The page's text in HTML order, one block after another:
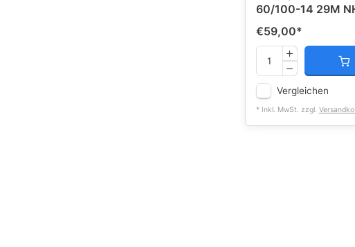
60/100-14 29M
€59,00*
Vergleichen
* Inkl. MwSt. zzgl.